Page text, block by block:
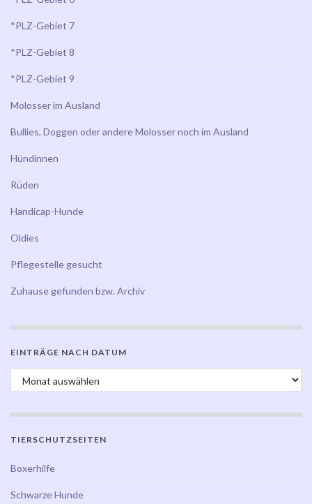
*PLZ-Gebiet 7
*PLZ-Gebiet 8
*PLZ-Gebiet 9
Molosser im Ausland
Bullies, Doggen oder andere Molosser noch im Ausland
Hündinnen
Rüden
Handicap-Hunde
Oldies
Pflegestelle gesucht
Zuhause gefunden bzw. Archiv
EINTRÄGE NACH DATUM
Einträge nach Datum
TIERSCHUTZSEITEN
Boxerhilfe
Schwarze Hunde